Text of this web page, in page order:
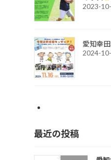
2023-
愛知幸
2024-
最近の投稿